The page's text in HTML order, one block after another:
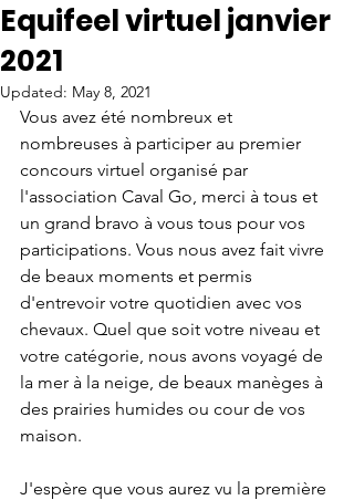
Equifeel virtuel janvier
2021
Updated: May 8, 2021
Vous avez été nombreux et
nombreuses à participer au premier
concours virtuel organisé par
l'association Caval Go, merci à tous et
un grand bravo à vous tous pour vos
participations. Vous nous avez fait vivre
de beaux moments et permis
d'entrevoir votre quotidien avec vos
chevaux. Quel que soit votre niveau et
votre catégorie, nous avons voyagé de
la mer à la neige, de beaux manèges à
des prairies humides ou cour de vos
maison.
J'espère que vous aurez vu la première